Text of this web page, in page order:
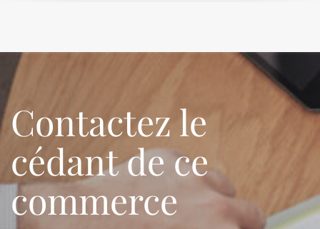
Contactez le
cédant de ce
commerce